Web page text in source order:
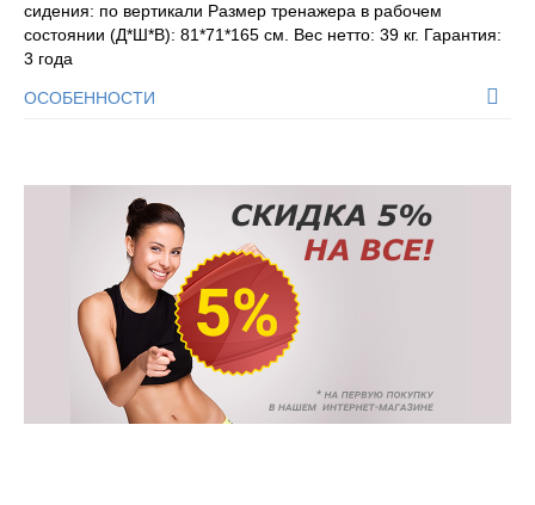
сидения: по вертикали Размер тренажера в рабочем
состоянии (Д*Ш*В): 81*71*165 см. Вес нетто: 39 кг. Гарантия:
3 года
ОСОБЕННОСТИ